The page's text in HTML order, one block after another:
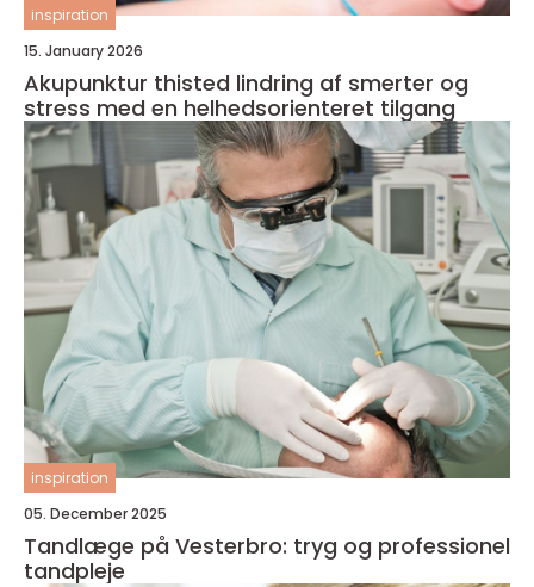
inspiration
15. January 2026
Akupunktur thisted lindring af smerter og
stress med en helhedsorienteret tilgang
inspiration
05. December 2025
Tandlæge på Vesterbro: tryg og professionel
tandpleje